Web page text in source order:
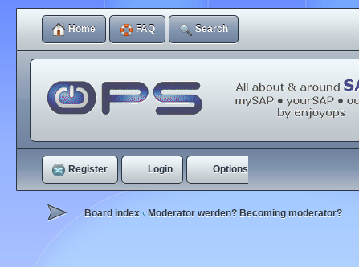
Home FAQ Search
Register Login Options
Board index ‹ Moderator werden? Becoming moderator?